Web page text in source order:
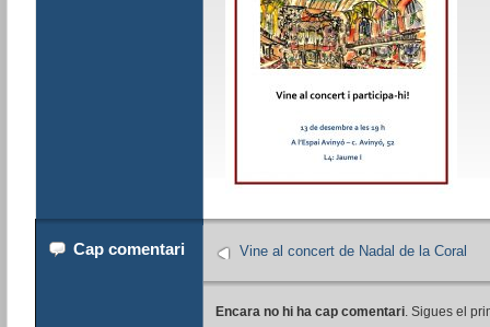
Cap comentari Vine al concert de Nadal de la Coral
Encara no hi ha cap comentari. Sigues el